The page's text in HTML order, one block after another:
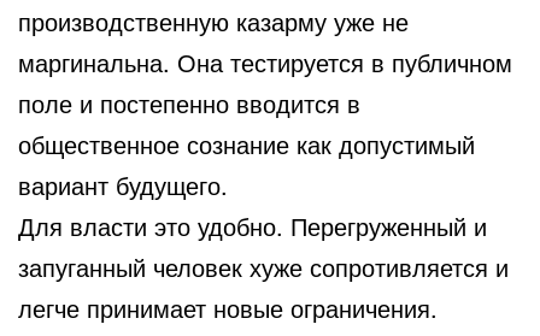
производственную казарму уже не
маргинальна. Она тестируется в публичном
поле и постепенно вводится в
общественное сознание как допустимый
вариант будущего.
Для власти это удобно. Перегруженный и
запуганный человек хуже сопротивляется и
легче принимает новые ограничения.